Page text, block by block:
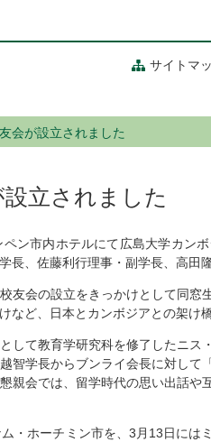
サイトマ
会が設立されました
立されました
ン市内ホテルにて広島大学カン
長、佐藤利行理事・副学長、高田
友会の設立をきっかけとして同窓
など、日本とカンボジアとの架け
して教育学研究科を修了したニス
智学長からブンライ会長に対して
親会では、留学時代の思い出話や
・ホーチミン市を、3月13日には